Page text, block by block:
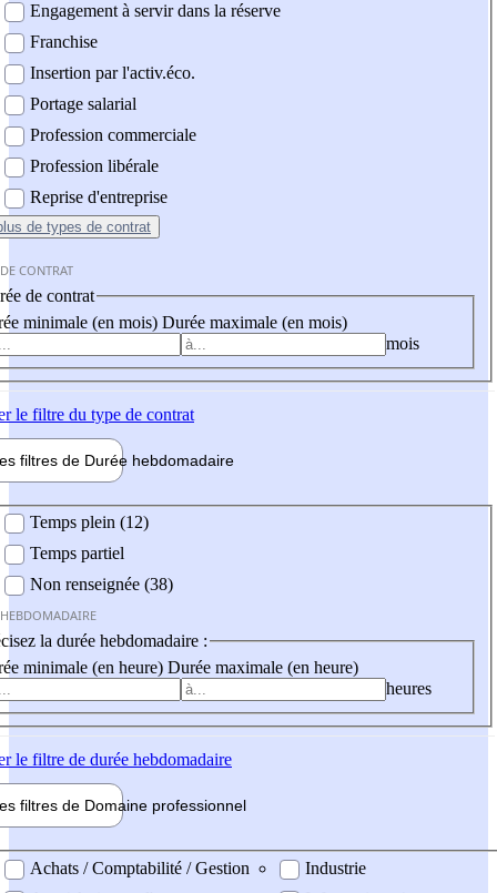
Engagement à servir dans la réserve
Franchise
Insertion par l'activ.éco.
Portage salarial
Profession commerciale
Profession libérale
Reprise d'entreprise
de types de contrat
CONTRAT
de contrat
minimale (en mois) Durée maximale (en mois)
mois
le filtre du type de contrat
filtres de Durée hebdomadaire
Temps plein (12)
Temps partiel
Non renseignée (38)
la durée hebdomadaire :
minimale (en heure) Durée maximale (en heure)
heures
le filtre de durée hebdomadaire
filtres de Domaine professionnel
professionel
Achats / Comptabilité / Gestion
Industrie